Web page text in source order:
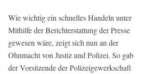
Wie wichtig ein schnelles Handeln unter
Mithilfe der Berichterstattung der Presse
gewesen wäre, zeigt sich nun an der
Ohnmacht von Justiz und Polizei. So gab
der Vorsitzende der Polizeigewerkschaft